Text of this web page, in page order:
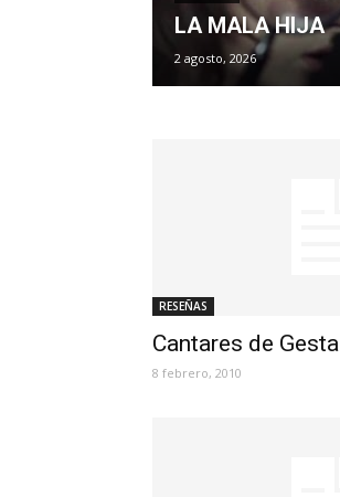
LA MALA HIJA
2 agosto, 2026
RESEÑAS
Cantares de Gesta
8 febrero, 2010